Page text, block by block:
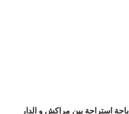
باحة استراحة بين مراكش و الدار